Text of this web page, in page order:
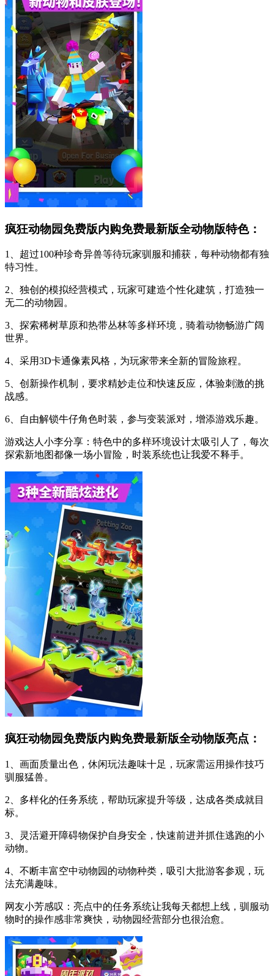
疯狂动物园免费版内购免费最新版全动物版特色：
1、超过100种珍奇异兽等待玩家驯服和捕获，每种动物都有独
特习性。
2、独创的模拟经营模式，玩家可建造个性化建筑，打造独一
无二的动物园。
3、探索稀树草原和热带丛林等多样环境，骑着动物畅游广阔
世界。
4、采用3D卡通像素风格，为玩家带来全新的冒险旅程。
5、创新操作机制，要求精妙走位和快速反应，体验刺激的挑
战感。
6、自由解锁牛仔角色时装，参与变装派对，增添游戏乐趣。
游戏达人小李分享：特色中的多样环境设计太吸引人了，每次
探索新地图都像一场小冒险，时装系统也让我爱不释手。
疯狂动物园免费版内购免费最新版全动物版亮点：
1、画面质量出色，休闲玩法趣味十足，玩家需运用操作技巧
驯服猛兽。
2、多样化的任务系统，帮助玩家提升等级，达成各类成就目
标。
3、灵活避开障碍物保护自身安全，快速前进并抓住逃跑的小
动物。
4、不断丰富空中动物园的动物种类，吸引大批游客参观，玩
法充满趣味。
网友小芳感叹：亮点中的任务系统让我每天都想上线，驯服动
物时的操作感非常爽快，动物园经营部分也很治愈。